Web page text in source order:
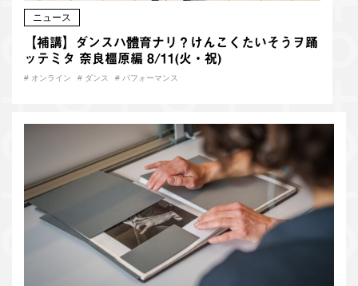
ニュース
【補講】ダンスハ體育ナリ？けんこくたいそうヲ踊
ッテミタ 奈良橿原編 8/11(火・祝)
# オンライン # ダンス # パフォーマンス